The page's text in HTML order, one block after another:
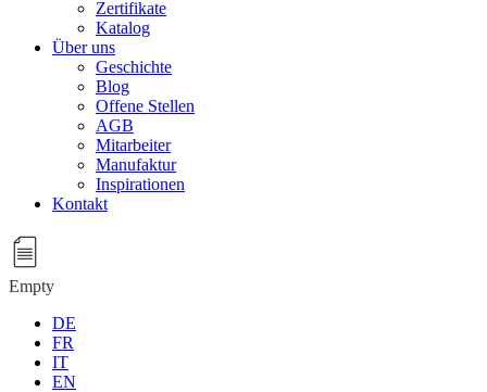
Zertifikate
Katalog
Über uns
Geschichte
Blog
Offene Stellen
AGB
Mitarbeiter
Manufaktur
Inspirationen
Kontakt
Empty
DE
FR
IT
EN